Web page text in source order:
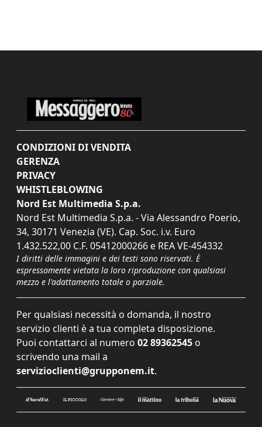
CONDIZIONI DI VENDITA
GERENZA
PRIVACY
WHISTLEBLOWING
Nord Est Multimedia S.p.a.
Nord Est Multimedia S.p.a. - Via Alessandro Poerio,
34, 30171 Venezia (VE). Cap. Soc. i.v. Euro
1.432.522,00 C.F. 05412000266 e REA VE-454332
I diritti delle immagini e dei testi sono riservati. È
espressamente vietata la loro riproduzione con qualsiasi
mezzo e l'adattamento totale o parziale.
Per qualsiasi necessità o domanda, il nostro
servizio clienti è a tua completa disposizione.
Puoi contattarci al numero 02 89362545 o
scrivendo una mail a
servizioclienti@grupponem.it.